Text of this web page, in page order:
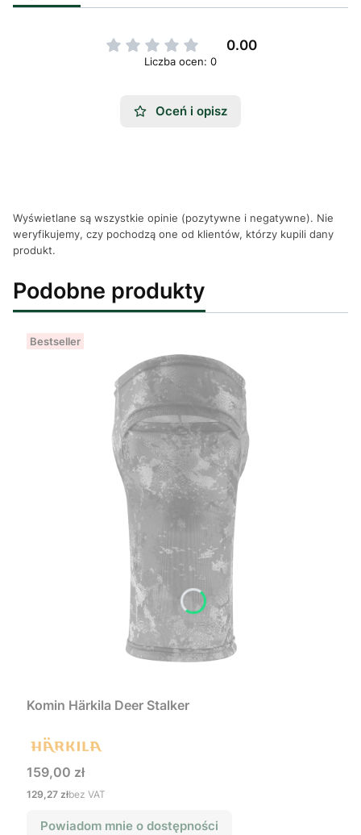
0.00
Liczba ocen: 0
Oceń i opisz
Wyświetlane są wszystkie opinie (pozytywne i negatywne). Nie
weryfikujemy, czy pochodzą one od klientów, którzy kupili dany
produkt.
Podobne produkty
Bestseller
Komin Härkila Deer Stalker
Cena
159,00 zł
Cena
129,27 złbez VAT
Powiadom mnie o dostępności